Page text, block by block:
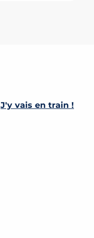
J'y vais en train !